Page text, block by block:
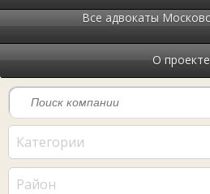
Все адвокаты
О проекте
Категории
Район